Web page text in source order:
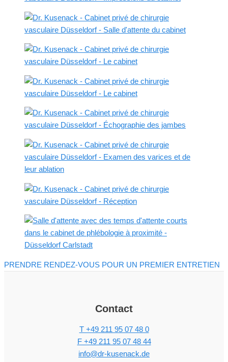
PRENDRE RENDEZ-VOUS POUR UN PREMIER ENTRETIEN
Contact
T +49 211 95 07 48 0
F +49 211 95 07 48 44
info@dr-kusenack.de